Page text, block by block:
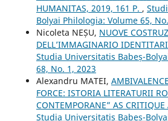
HUMANITAS, 2019, 161 P. ,
Bolyai Philologia: Volume 65,
Nicoleta NEȘU, NUOVE
DELL’IMMAGINARIO
Studia Universitatis Babeș-
68, No. 1, 2023
Alexandru MATEI,
FORCE: ISTORIA LITERATURII
CONTEMPORANE” AS CRITIQUE
Studia Universitatis Babeș-